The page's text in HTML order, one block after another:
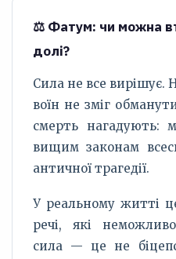
⚖️ Фатум: чи можна
долі?
Сила не все вирішує.
воїн не зміг
смерть нагадують:
вищим законам
античної трагедії.
У реальному житті
речі, які
сила — це не